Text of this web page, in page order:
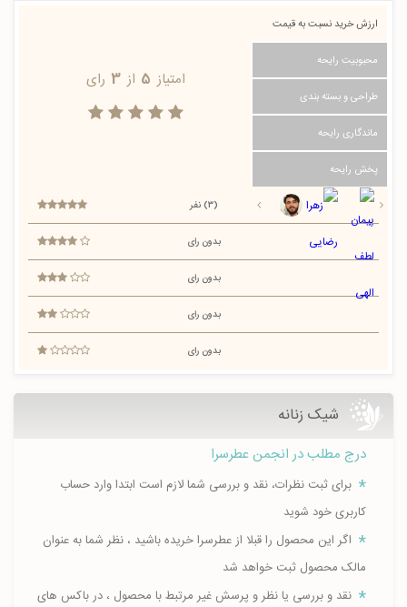
ارزش خرید نسبت به قیمت
محبوبیت رایحه
طراحی و بسته بندی
ماندگاری رایحه
پخش رایحه
امتیاز 5 از 3 رای
(3) نفر
بدون رای
بدون رای
بدون رای
بدون رای
شیک زنانه
درج مطلب در انجمن عطرسرا
برای ثبت نظرات، نقد و بررسی شما لازم است ابتدا وارد حساب
کاربری خود شوید
اگر این محصول را قبلا از عطرسرا خریده باشید ، نظر شما به عنوان
مالک محصول ثبت خواهد شد
نقد و بررسی یا نظر و پرسش غیر مرتبط با محصول ، در باکس های